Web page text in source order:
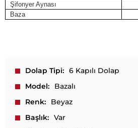
Şifonyer Aynası
Baza
Dolap Tipi
6 Kapılı Dolap
Model
Bazalı
Renk
Beyaz
Başlık
Var